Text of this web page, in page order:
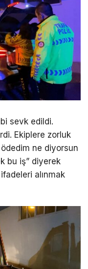
sevk edildi.
Ekiplere zorluk
ne diyorsun
bu iş” diyerek
alınmak